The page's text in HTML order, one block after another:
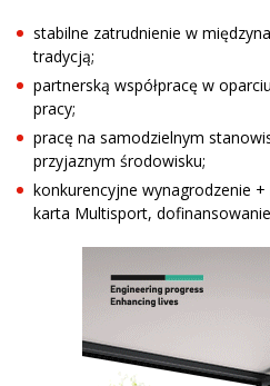
stabilne zatrudnienie w
tradycją;
partnerską współpracę w
pracy;
pracę na samodzielnym
przyjaznym środowisku;
konkurencyjne wynagrodzenie
karta Multisport,